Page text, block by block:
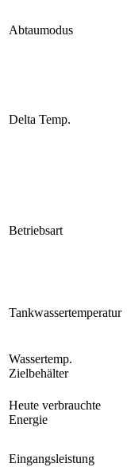
Abtaumodus
Delta Temp.
Betriebsart
Tankwassertemperatur
Wassertemp.
Zielbehälter
Heute verbrauchte
Energie
Eingangsleistung